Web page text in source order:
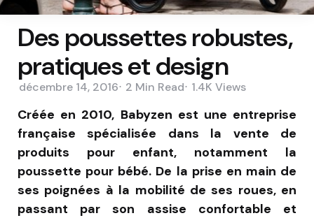
Des poussettes robustes,
pratiques et design
décembre 14, 2016 2 Min Read 1.4K Views
Créée en 2010, Babyzen est une entreprise
française spécialisée dans la vente de
produits pour enfant, notamment la
poussette pour bébé. De la prise en main de
ses poignées à la mobilité de ses roues, en
passant par son assise confortable et